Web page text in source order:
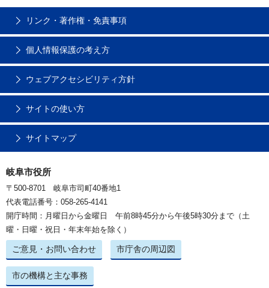
リンク・著作権・免責事項
個人情報保護の考え方
ウェブアクセシビリティ方針
サイトの使い方
サイトマップ
岐阜市役所
〒500-8701 岐阜市司町40番地1
代表電話番号：058-265-4141
開庁時間：月曜日から金曜日 午前8時45分から午後5時30分まで（土
曜・日曜・祝日・年末年始を除く）
ご意見・お問い合わせ 市庁舎の周辺図
市の機構と主な事務